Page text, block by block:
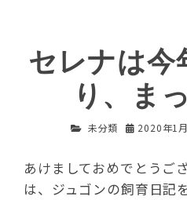
セレナは今
り、ま
未分類 2020年1
あけましておめでとうご
は、ジュゴンの飼育日記